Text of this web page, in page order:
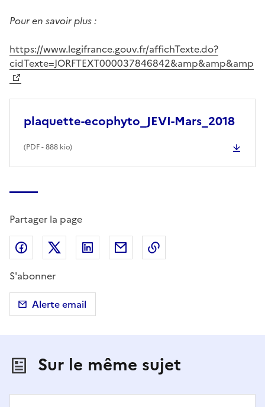
Pour en savoir plus :
https://www.legifrance.gouv.fr/affichTexte.do?
cidTexte=JORFTEXT000037846842&amp&amp&amp
plaquette-ecophyto_JEVI-Mars_2018
(PDF- 888 kio)
Partager la page
Partager sur Facebook
Partager sur X (anciennement Twitter)
Partager sur LinkedIn
Partager par email
S'abonner
Alerte email
Sur le même sujet